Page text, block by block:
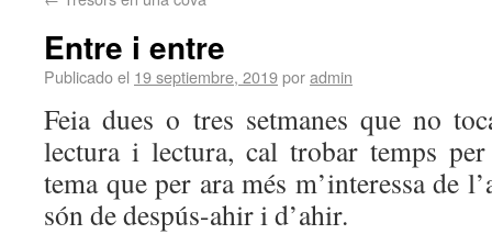
Entre i entre
Publicado el 19 septiembre, 2019poradmin
Feia dues o tres setmanes que no
lectura i lectura, cal trobar temps per
tema que per ara més m’interessa de
són de despús-ahir i d’ahir.